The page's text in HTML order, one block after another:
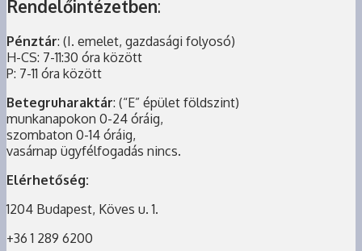
Rendelőintézetben:
Pénztár: (I. emelet, gazdasági folyosó)
H-CS: 7-11:30 óra között
P: 7-11 óra között
Betegruharaktár: (“E” épület földszint)
munkanapokon 0-24 óráig,
szombaton 0-14 óráig,
vasárnap ügyfélfogadás nincs.
Elérhetőség:
1204 Budapest, Köves u. 1.
+36 1 289 6200